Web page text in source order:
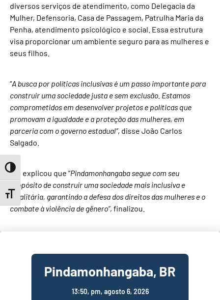
Toggle High Contrast
Toggle Font size
diversos serviços de atendimento, como Delegacia da
Mulher, Defensoria, Casa de Passagem, Patrulha Maria da
Penha, atendimento psicológico e social. Essa estrutura
visa proporcionar um ambiente seguro para as mulheres e
seus filhos.
“A busca por políticas inclusivas é um passo importante para
construir uma sociedade justa e sem exclusão. Estamos
comprometidos em desenvolver projetos e políticas que
promovam a igualdade e a proteção das mulheres, em
parceria com o governo estadual”, disse João Carlos
Salgado.
Ele explicou que “Pindamonhangaba segue com seu
propósito de construir uma sociedade mais inclusiva e
igualitária, garantindo a defesa dos direitos das mulheres e o
combate à violência de gênero”, finalizou.
Pindamonhangaba, BR
13:50, pm, agosto 6, 2026